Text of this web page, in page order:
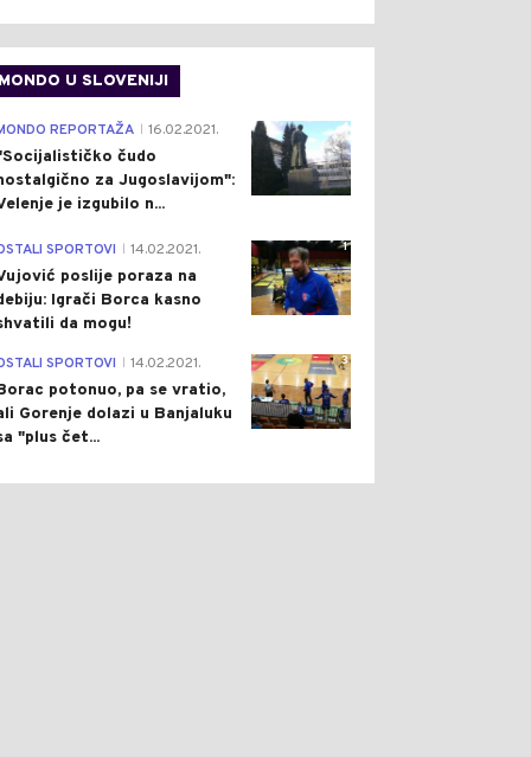
MONDO U SLOVENIJI
4
REPORTAŽA 16.02.2021.
čudo
za Jugoslavijom":
je izgubilo n...
1
SPORTOVI 14.02.2021.
poslije poraza na
Igrači Borca kasno
da mogu!
3
SPORTOVI 14.02.2021.
potonuo, pa se vratio,
Gorenje dolazi u Banjaluku
"plus čet...